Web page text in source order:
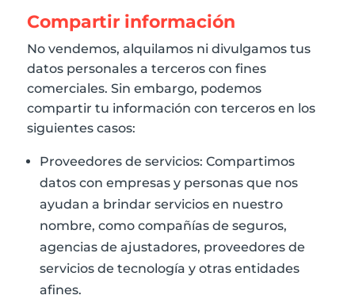
Compartir información
No vendemos, alquilamos ni divulgamos tus
datos personales a terceros con fines
comerciales. Sin embargo, podemos
compartir tu información con terceros en los
siguientes casos:
Proveedores de servicios: Compartimos
datos con empresas y personas que nos
ayudan a brindar servicios en nuestro
nombre, como compañías de seguros,
agencias de ajustadores, proveedores de
servicios de tecnología y otras entidades
afines.